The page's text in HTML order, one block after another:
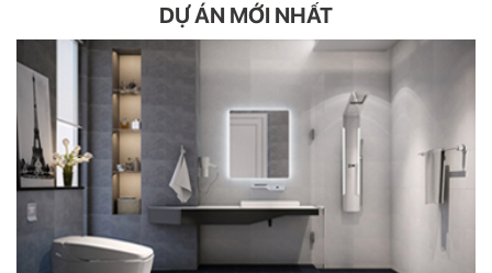
DỰ ÁN MỚI NHẤT